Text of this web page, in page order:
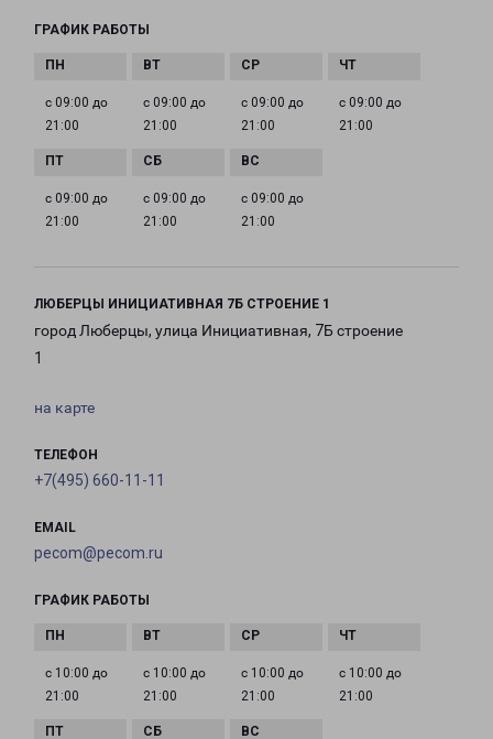
ГРАФИК РАБОТЫ
с 09:00 до
21:00
с 09:00 до
21:00
с 09:00 до
21:00
с 09:00 до
21:00
с 09:00 до
21:00
с 09:00 до
21:00
с 09:00 до
21:00
ЛЮБЕРЦЫ ИНИЦИАТИВНАЯ 7Б СТРОЕНИЕ 1
город Люберцы, улица Инициативная, 7Б строение
1
на карте
ТЕЛЕФОН
+7(495) 660-11-11
EMAIL
pecom@pecom.ru
ГРАФИК РАБОТЫ
с 10:00 до
21:00
с 10:00 до
21:00
с 10:00 до
21:00
с 10:00 до
21:00